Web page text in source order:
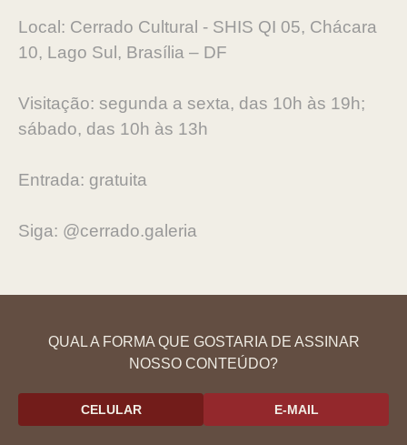
Local: Cerrado Cultural - SHIS QI 05, Chácara
10, Lago Sul, Brasília – DF
Visitação: segunda a sexta, das 10h às 19h;
sábado, das 10h às 13h
Entrada: gratuita
Siga: @cerrado.galeria
QUAL A FORMA QUE GOSTARIA DE ASSINAR
NOSSO CONTEÚDO?
CELULAR E-MAIL